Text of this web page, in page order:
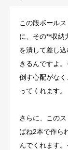
この段ボール
に、その**収納
を潰して差し
きるんですよ
倒す心配がな
ってくれます。
さらに、この
ばね2本で作ら
んでくれます